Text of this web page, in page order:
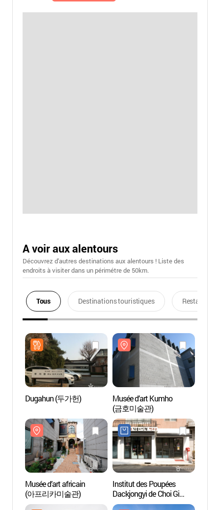
A voir aux alentours
Découvrez d'autres destinations aux alentours ! Liste des
endroits à visiter dans un périmétre de 50km.
Tous Destinations touristiques Restaurants
Dugahun (두가헌)
Musée d’art Kumho
(금호미술관)
Musée d’art africain
(아프리카미술관)
Institut des Poupées
Dackjongyi de Choi Gi
Soon (최기순 닥종이인형